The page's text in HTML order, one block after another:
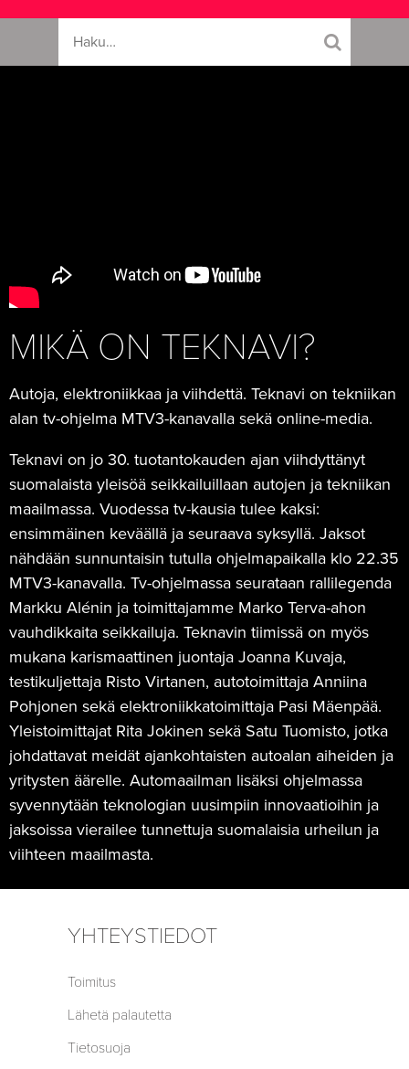
MIKÄ ON TEKNAVI?
Autoja, elektroniikkaa ja viihdettä. Teknavi on tekniikan
alan tv-ohjelma MTV3-kanavalla sekä online-media.
Teknavi on jo 30. tuotantokauden ajan viihdyttänyt
suomalaista yleisöä seikkailuillaan autojen ja tekniikan
maailmassa. Vuodessa tv-kausia tulee kaksi:
ensimmäinen keväällä ja seuraava syksyllä. Jaksot
nähdään sunnuntaisin tutulla ohjelmapaikalla klo 22.35
MTV3-kanavalla. Tv-ohjelmassa seurataan rallilegenda
Markku Alénin ja toimittajamme Marko Terva-ahon
vauhdikkaita seikkailuja. Teknavin tiimissä on myös
mukana karismaattinen juontaja Joanna Kuvaja,
testikuljettaja Risto Virtanen, autotoimittaja Anniina
Pohjonen sekä elektroniikkatoimittaja Pasi Mäenpää.
Yleistoimittajat Rita Jokinen sekä Satu Tuomisto, jotka
johdattavat meidät ajankohtaisten autoalan aiheiden ja
yritysten äärelle. Automaailman lisäksi ohjelmassa
syvennytään teknologian uusimpiin innovaatioihin ja
jaksoissa vierailee tunnettuja suomalaisia urheilun ja
viihteen maailmasta.
YHTEYSTIEDOT
Toimitus
Lähetä palautetta
Tietosuoja